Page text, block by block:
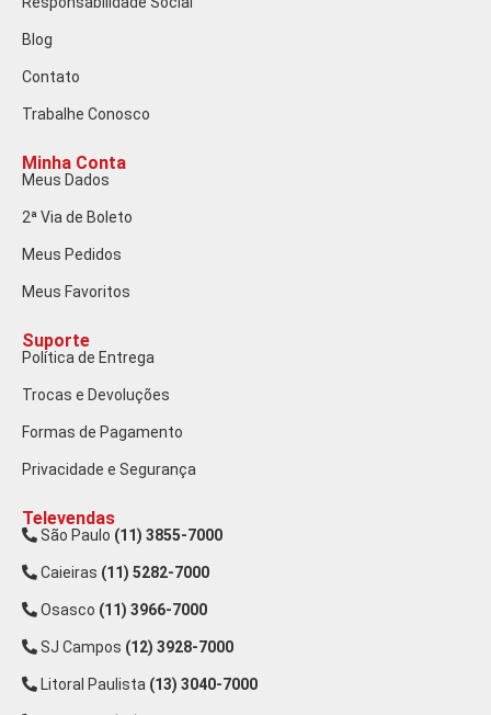
Blog
Contato
Trabalhe Conosco
Minha Conta
Meus Dados
2ª Via de Boleto
Meus Pedidos
Meus Favoritos
Suporte
Política de Entrega
Trocas e Devoluções
Formas de Pagamento
Privacidade e Segurança
Televendas
São Paulo (11) 3855-7000
Caieiras (11) 5282-7000
Osasco (11) 3966-7000
SJ Campos (12) 3928-7000
Litoral Paulista (13) 3040-7000